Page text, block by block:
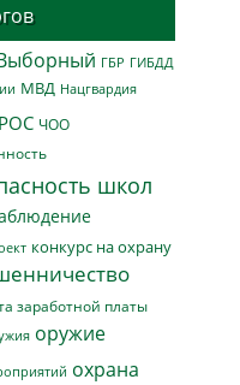
ГБР ГИБДД
МВД Нацгвардия
ЧОО
школ
конкурс на охрану
заработной платы
оружие
охрана